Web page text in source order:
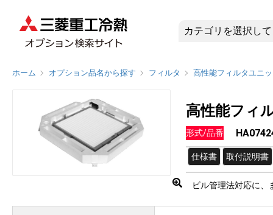
ホーム オプション品名から探す フィルタ 高性能フィルタユニ
高性能フィ
形式/品番
仕様書 取付説明書
ビル管理法対応に、